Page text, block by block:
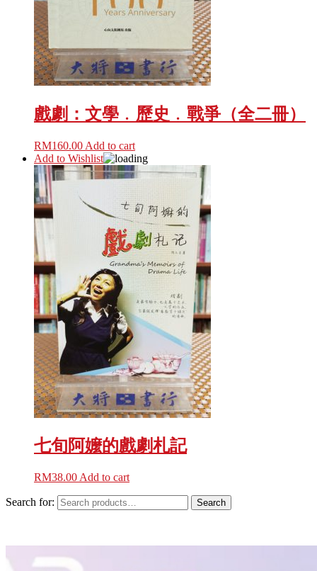
戲劇：文學﹒歷史﹒戰爭（全二冊）
RM160.00 Add to cart
Add to Wishlist
七旬阿嬤的戲劇札記
RM38.00 Add to cart
Search for: Search